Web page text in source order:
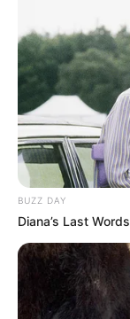
BUZZ DAY
Diana’s Last